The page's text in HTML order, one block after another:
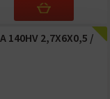
140HV 2,7X6X0,5 /